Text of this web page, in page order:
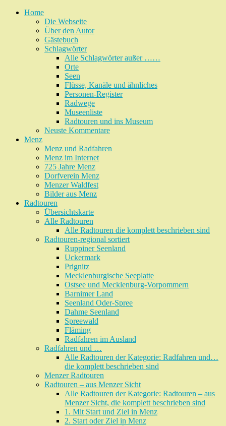
Home
Die Webseite
Über den Autor
Gästebuch
Schlagwörter
Alle Schlagwörter außer ……
Orte
Seen
Flüsse, Kanäle und ähnliches
Personen-Register
Radwege
Museenliste
Radtouren und ins Museum
Neuste Kommentare
Menz
Menz und Radfahren
Menz im Internet
725 Jahre Menz
Dorfverein Menz
Menzer Waldfest
Bilder aus Menz
Radtouren
Übersichtskarte
Alle Radtouren
Alle Radtouren die komplett beschrieben sind
Radtouren-regional sortiert
Ruppiner Seenland
Uckermark
Prignitz
Mecklenburgische Seeplatte
Ostsee und Mecklenburg-Vorpommern
Barnimer Land
Seenland Oder-Spree
Dahme Seenland
Spreewald
Fläming
Radfahren im Ausland
Radfahren und …
Alle Radtouren der Kategorie: Radfahren und…
die komplett beschrieben sind
Menzer Radtouren
Radtouren – aus Menzer Sicht
Alle Radtouren der Kategorie: Radtouren – aus
Menzer Sicht, die komplett beschrieben sind
1. Mit Start und Ziel in Menz
2. Start oder Ziel in Menz